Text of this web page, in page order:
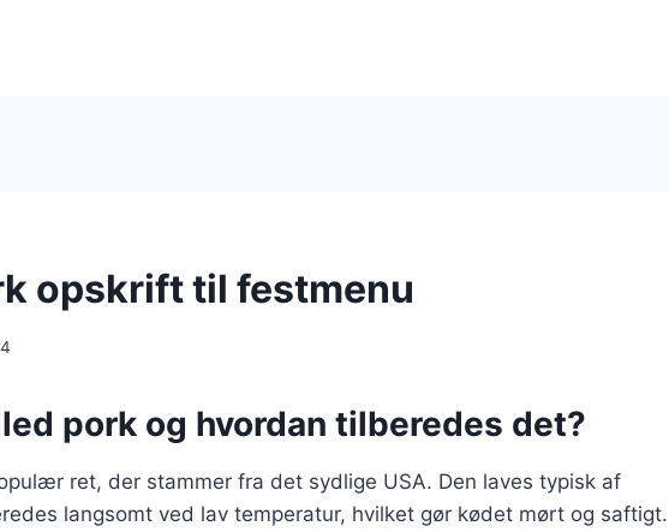
opskrift til festmenu
pork og hvordan tilberedes det?
ret, der stammer fra det sydlige USA. Den laves typisk af
langsomt ved lav temperatur, hvilket gør kødet mørt og saftigt.